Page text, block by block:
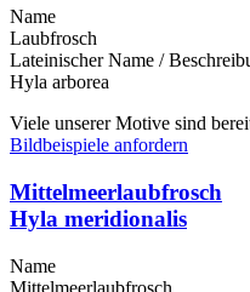
Name
Laubfrosch
Lateinischer Name /
Hyla arborea
Viele unserer Motive sind
Bildbeispiele anfordern
Mittelmeerlaubfrosch
Hyla meridionalis
Name
Mittelmeerlaubfrosch